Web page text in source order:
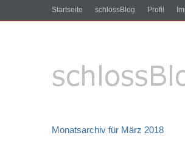
Startseite schlossBlog Profil
Monatsarchiv für März 2018